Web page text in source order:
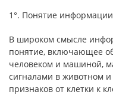
1°. Понятие информации
В широком смысле
понятие, включающее
человеком и машиной,
сигналами в животном
признаков от клетки к